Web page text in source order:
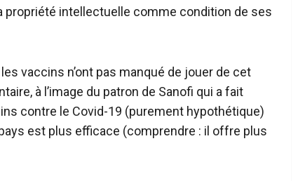
propriété intellectuelle comme condition de ses
vaccins n’ont pas manqué de jouer de cet
à l’image du patron de Sanofi qui a fait
contre le Covid-19 (purement hypothétique)
est plus efficace (comprendre : il offre plus